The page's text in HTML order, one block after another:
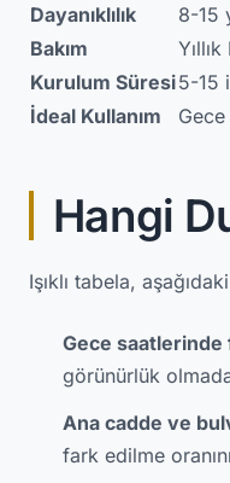
Dayanıklılık
8-15
Bakım
Kurulum Süresi5-15
İdeal Kullanım
Hangi
Işıklı tabela,
Gece
görünürlük
Ana cadde ve
fark edilme